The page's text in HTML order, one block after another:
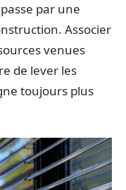
par une
Associer
venues
de lever les
toujours plus